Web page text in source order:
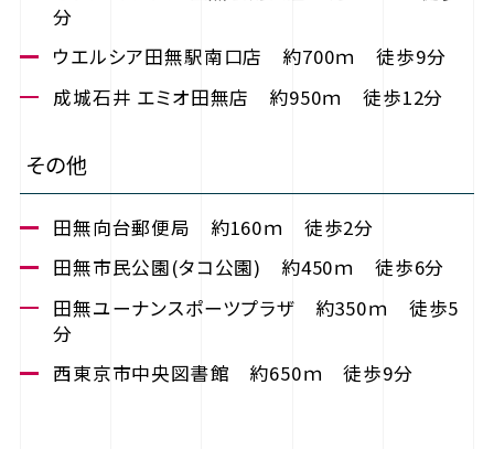
分
ウエルシア田無駅南口店 約700ｍ 徒歩9分
成城石井 エミオ田無店 約950ｍ 徒歩12分
その他
田無向台郵便局 約160ｍ 徒歩2分
田無市民公園(タコ公園) 約450ｍ 徒歩6分
田無ユーナンスポーツプラザ 約350ｍ 徒歩5
分
西東京市中央図書館 約650ｍ 徒歩9分